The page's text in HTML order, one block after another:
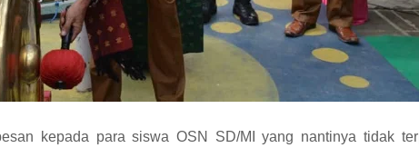
kepada para siswa OSN SD/MI yang nantinya tidak